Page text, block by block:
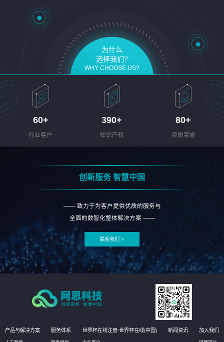
为什么
选择我们?
WHY CHOOSE US?
60+
行业客户
390+
知识产权
80+
资质荣誉
创新服务 智慧中国
—— 致力于为客户提供优质的服务与
全面的数智化整体解决方案 ——
联系我们 >
产品与解决方案 服务体系 世界杯在线注册-世界杯在线(中国) 新闻资讯 加入我们